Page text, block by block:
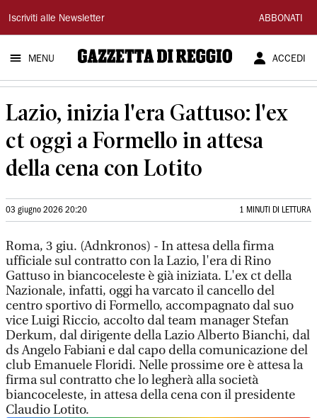
Gazzetta
di
Reggio
Iscriviti alle Newsletter ABBONATI
MENU ACCEDI
Lazio, inizia l'era Gattuso: l'ex
ct oggi a Formello in attesa
della cena con Lotito
03 giugno 2026 20:20 1 MINUTI DI LETTURA
Roma, 3 giu. (Adnkronos) - In attesa della firma
ufficiale sul contratto con la Lazio, l'era di Rino
Gattuso in biancoceleste è già iniziata. L'ex ct della
Nazionale, infatti, oggi ha varcato il cancello del
centro sportivo di Formello, accompagnato dal suo
vice Luigi Riccio, accolto dal team manager Stefan
Derkum, dal dirigente della Lazio Alberto Bianchi, dal
ds Angelo Fabiani e dal capo della comunicazione del
club Emanuele Floridi. Nelle prossime ore è attesa la
firma sul contratto che lo legherà alla società
biancoceleste, in attesa della cena con il presidente
Claudio Lotito.